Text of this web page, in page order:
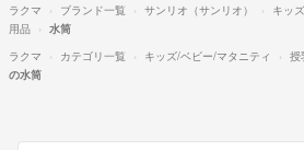
ラクマ ブランド一覧 サンリオ（サンリオ） キッ
用品
水筒
ラクマ
カテゴリ一覧 キッズ/ベビー/マタニティ 授
の水筒